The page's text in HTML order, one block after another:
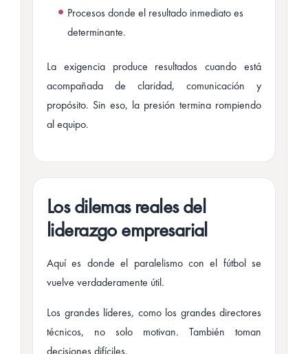
Procesos donde el resultado inmediato es
determinante.
La exigencia produce resultados cuando está
acompañada de claridad, comunicación y
propósito. Sin eso, la presión termina rompiendo
al equipo.
Los dilemas reales del
liderazgo empresarial
Aquí es donde el paralelismo con el fútbol se
vuelve verdaderamente útil.
Los grandes líderes, como los grandes directores
técnicos, no solo motivan. También toman
decisiones difíciles.